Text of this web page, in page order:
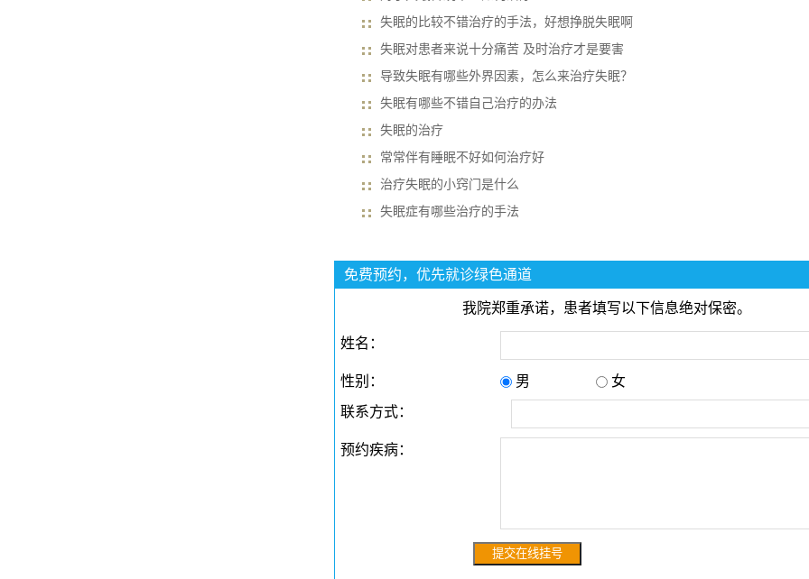
失眠的比较不错治疗的手法，好想挣脱失眠啊
失眠对患者来说十分痛苦 及时治疗才是要害
导致失眠有哪些外界因素，怎么来治疗失眠？
失眠有哪些不错自己治疗的办法
失眠的治疗
常常伴有睡眠不好如何治疗好
治疗失眠的小窍门是什么
失眠症有哪些治疗的手法
免费预约，优先就诊绿色通道
我院郑重承诺，患者填写以下信息绝对保密。
姓名：
性别： 男
女
联系方式：
预约疾病：